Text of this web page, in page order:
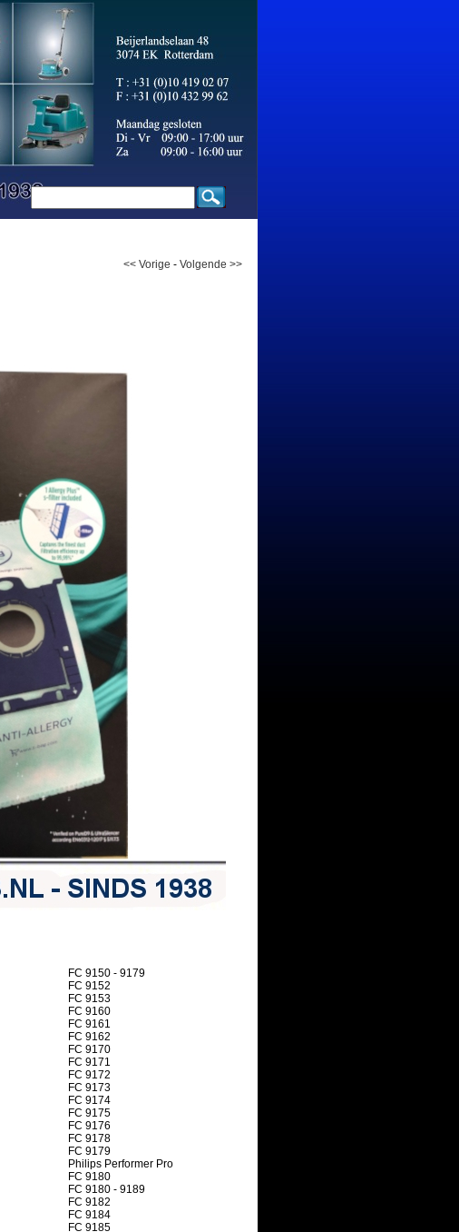
<< Vorige - Volgende >>
FC 9150 - 9179
FC 9152
FC 9153
FC 9160
FC 9161
FC 9162
FC 9170
FC 9171
FC 9172
FC 9173
FC 9174
FC 9175
FC 9176
FC 9178
FC 9179
Philips Performer Pro
FC 9180
FC 9180 - 9189
FC 9182
FC 9184
FC 9185